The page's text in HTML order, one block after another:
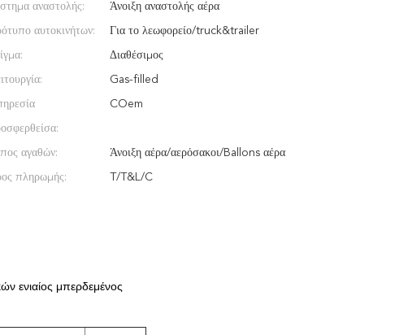
αναστολής: Άνοιξη αναστολής αέρα
αυτοκινήτων: Για το λεωφορείο/truck&trailer
Διαθέσιμος
Gas-filled
COem
αγαθών: Άνοιξη αέρα/αερόσακοι/Ballons αέρα
πληρωμής: T/T&L/C
ενιαίος μπερδεμένος